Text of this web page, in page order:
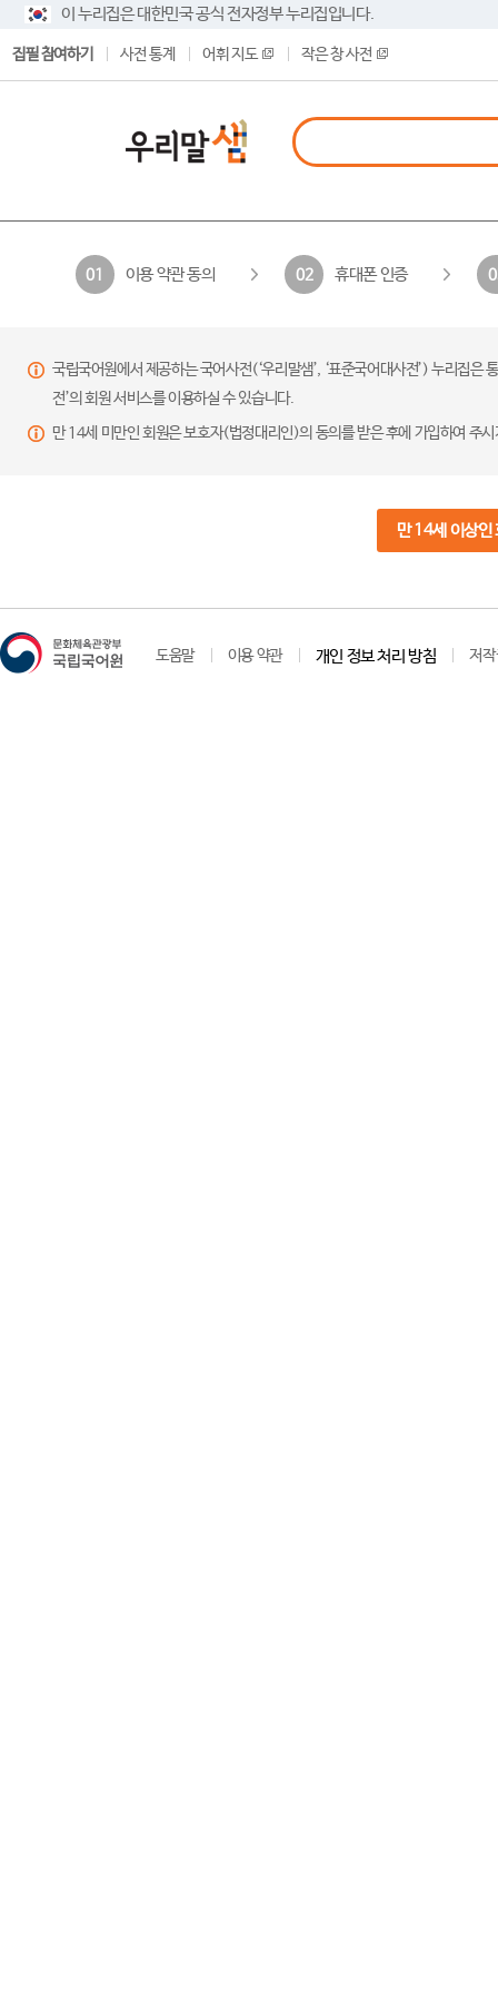
이 누리집은 대한민국 공식 전자정부 누리집입니다.
집필 참여하기 사전 통계 어휘 지도 작은 창 사전
01 이용 약관 동의 02 휴대폰 인증
국립국어원에서 제공하는 국어사전(‘우리말샘’, ‘표준국어대사전’) 누리집
전’의 회원 서비스를 이용하실 수 있습니다.
만 14세 미만인 회원은 보호자(법정대리인)의 동의를 받은 후에 가입하여 주
만 14세 이상인
도움말 이용 약관 개인 정보 처리 방침 저